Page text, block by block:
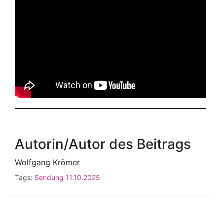
Autorin/Autor des Beitrags
Wolfgang Krömer
Tags: Sendung 11.10.2025